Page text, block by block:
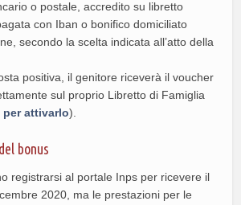
o postale, accredito su libretto
con Iban o bonifico domiciliato
secondo la scelta indicata all’atto della
positiva, il genitore riceverà il voucher
sul proprio Libretto di Famiglia
per attivarlo).
bonus
registrarsi al portale Inps per ricevere il
2020, ma le prestazioni per le